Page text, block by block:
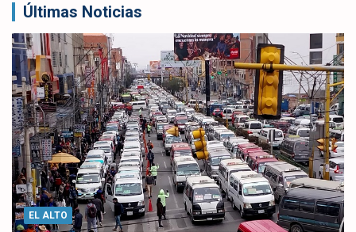
Últimas Noticias
EL ALTO